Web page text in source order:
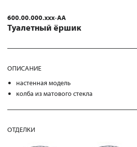
600.00.000.xxx-AA
Туалетный ёршик
ОПИСАНИЕ
настенная модель
колба из матового стекла
ОТДЕЛКИ